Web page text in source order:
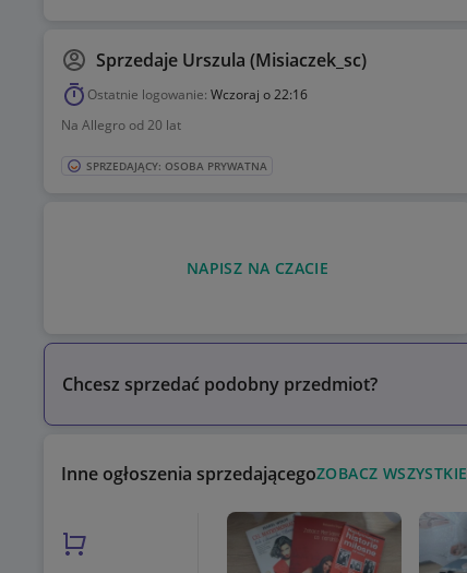
Sprzedaje Urszula (Misiaczek_sc)
Ostatnie logowanie: Wczoraj o 22:16
Na Allegro od 20 lat
SPRZEDAJĄCY: OSOBA PRYWATNA
NAPISZ NA CZACIE
Inne ogłoszenia sprzedającegoZOBACZ WSZYSTKIE
Chcesz sprzedać podobny przedmiot?